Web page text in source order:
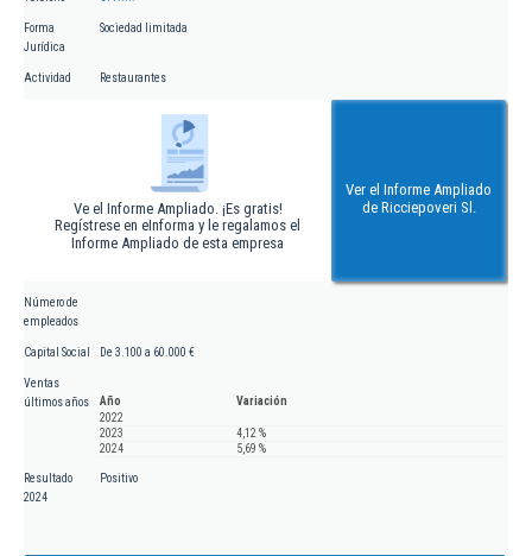
Forma
Jurídica
Sociedad limitada
Actividad Restaurantes
Ve el Informe Ampliado. ¡Es gratis!
Regístrese en eInforma y le regalamos el
Informe Ampliado de esta empresa
Ver el Informe Ampliado
de Ricciepoveri Sl.
Número de
empleados
Capital Social De 3.100 a 60.000 €
Ventas
últimos años
Año
Variación
2022
2023
4,12 %
2024
5,69 %
Resultado
2024
Positivo